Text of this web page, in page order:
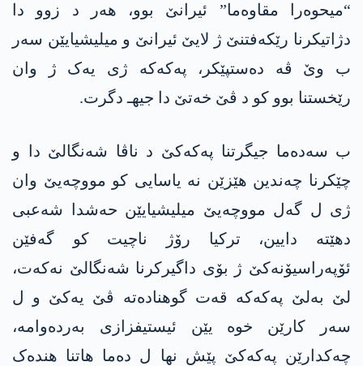
“میحوەرا مقاوەما” ئیرانێ بوو، هەر د زوو دا
دژاتیکرنا رێکەفتنێ ژ لایێ ئیرانێ و میلیشیایێن سەر
ب وێ ڤە دەستپێکر، پەکەکە ژی یەک ژ وان
رێخستنا بوو کو د ڤێ خەتێ دا جیهـ دگرت.
ب سەدەما جیگرتنا پەکەکێ د ناڤا شەنگالێ دا و
چێکرنا چەندین هێزێن نە یاسایی کو مووچەیێ وان
ژی ل گەل مووچەیێ میلیشیایێن حەشدا شەعبی
دهێتە دایین، ترکیا رۆژ ناچیت کو گەفێن
ئۆپەراسیۆنەکێ ژ بۆی داگیرکرنا شەنگالێ نەکەت،
لێ بەلێ پەکەکە قەت گوهنادەتە ڤێ یەکێ و ل
سەر کارێن خوە یێن ئیستیفزازی بەردەوامە،
چەکدارێن پەکەکێ پێش نها ل دەما هاتنا هندەک